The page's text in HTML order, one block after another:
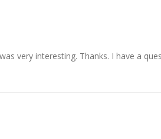
very interesting. Thanks. I have a